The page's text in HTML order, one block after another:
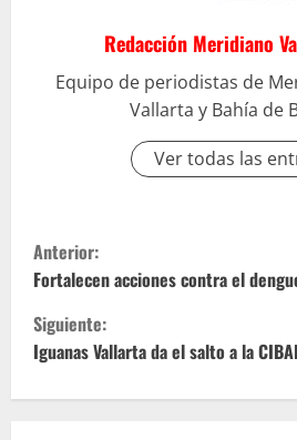
Redacción Meridiano
Equipo de periodistas de
Vallarta y Bahía de
Ver todas las
S
i
g
Anterior:
Fortalecen acciones contra el
Siguiente:
Iguanas Vallarta da el salto a la